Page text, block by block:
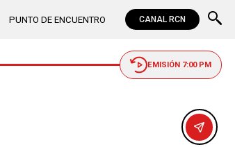
PUNTO DE ENCUENTRO CANAL RCN
EMISIÓN 7:00 PM